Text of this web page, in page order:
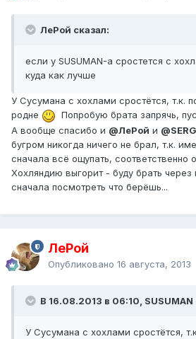
ЛеРой сказал:
если у SUSUMAN-а сростется с
куда как лучше
У Сусумана с хохлами сростётся, т.к.
родне
Попробую брата запрячь,
А вообще спасибо и @ЛеРой и @SERG
бугром никогда ничего не брал, т.к.
сначала всё ощупать, соответственно
Хохляндию выгорит - буду брать
сначала посмотреть что берёшь...
ЛеРой
Опубликовано 16 августа, 2013
В 16.08.2013 в 06:10, SUSUMAN
У Сусумана с хохлами сростётся,